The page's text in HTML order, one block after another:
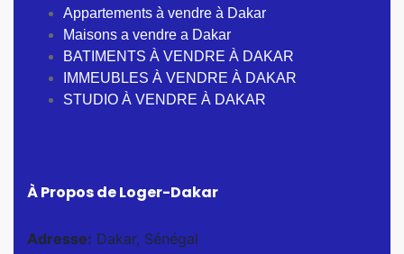
Appartements à vendre à Dakar
Maisons a vendre a Dakar
BATIMENTS À VENDRE À DAKAR
IMMEUBLES À VENDRE À DAKAR
STUDIO À VENDRE À DAKAR
À Propos de Loger-Dakar
Adresse: Dakar, Sénégal